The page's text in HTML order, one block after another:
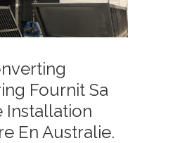
Fournit Sa
Installation
En Australie.